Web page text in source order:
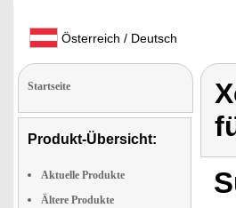
Österreich / Deutsch
Startseite
Produkt-Übersicht:
Aktuelle Produkte
Ältere Produkte